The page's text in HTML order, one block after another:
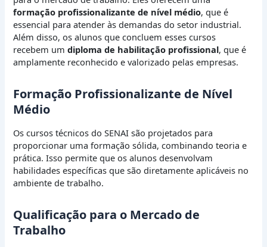
formação profissionalizante de nível médio, que é
essencial para atender às demandas do setor industrial.
Além disso, os alunos que concluem esses cursos
recebem umdiploma de habilitação profissional, que é
amplamente reconhecido e valorizado pelas empresas.
Formação Profissionalizante de Nível
Médio
Os cursos técnicos do SENAI são projetados para
proporcionar uma formação sólida, combinando teoria e
prática. Isso permite que os alunos desenvolvam
habilidades específicas que são diretamente aplicáveis no
ambiente de trabalho.
Qualificação para o Mercado de
Trabalho